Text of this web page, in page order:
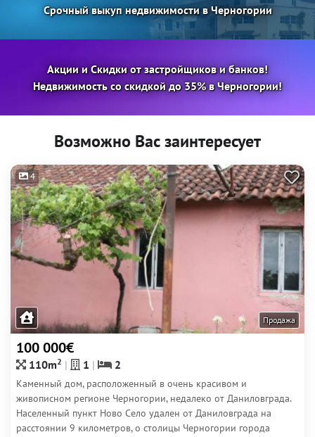
Срочный выкуп недвижимости в Черногории
Акции и Скидки от застройщиков и банков!
Недвижимость со скидкой до 35% в Черногории!
Возможно Вас заинтересует
4
Продажа
100 000€
110m2 1 2
Каменный дом, расположенный в очень красивом и
живописном регионе Черногории, недалеко от Даниловграда.
Населенный пункт Ново Село удален от Даниловграда на
расстоянии 9 километров, о столицы Черногории города